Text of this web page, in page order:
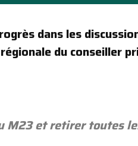
dans les
du conseiller
M23 et retirer toutes